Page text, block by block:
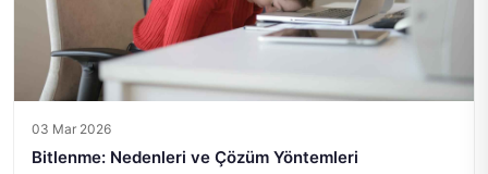
03 Mar 2026
Bitlenme: Nedenleri ve Çözüm Yöntemleri